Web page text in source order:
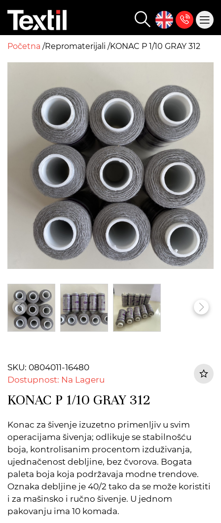
Početna Repromaterijali KONAC P 1/10 GRAY 312
SKU: 0804011-16480
Dostupnost: Na Lageru
KONAC P 1/10 GRAY 312
Konac za šivenje izuzetno primenljiv u svim
operacijama šivenja; odlikuje se stabilnošću
boja, kontrolisanim procentom izduživanja,
ujednačenost debljine, bez čvorova. Bogata
paleta boja koja podržavaja modne trendove.
Oznaka debljine je 40/2 tako da se može koristiti
i za mašinsko i ručno šivenje. U jednom
pakovanju ima 10 komada.